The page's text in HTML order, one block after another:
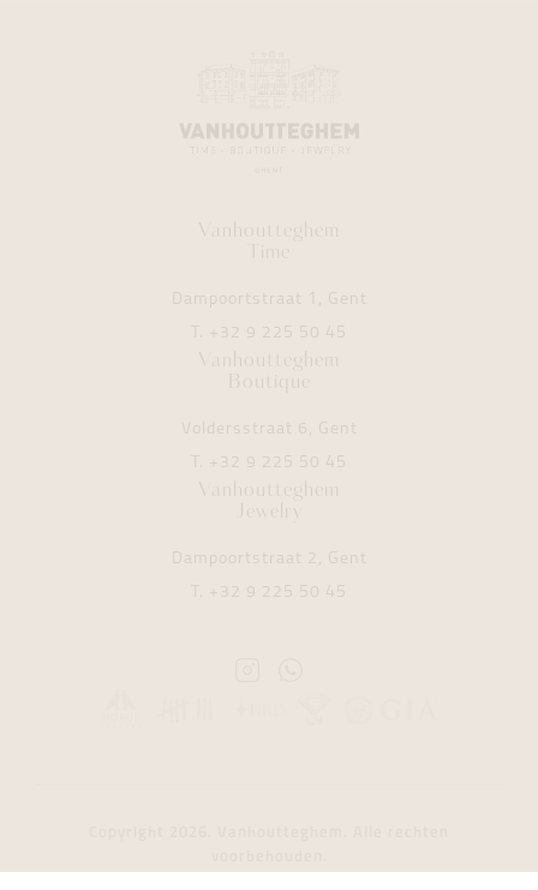
Vanhoutteghem
Time
Dampoortstraat 1, Gent
T. +32 9 225 50 45
Vanhoutteghem
Boutique
Voldersstraat 6, Gent
T. +32 9 225 50 45
Vanhoutteghem
Jewelry
Dampoortstraat 2, Gent
T. +32 9 225 50 45